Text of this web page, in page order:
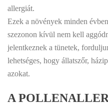
allergiát.
Ezek a növények minden
szezonon kívül nem kell
jelentkeznek a tünetek,
lehetséges, hogy állatszőr,
azokat.
A